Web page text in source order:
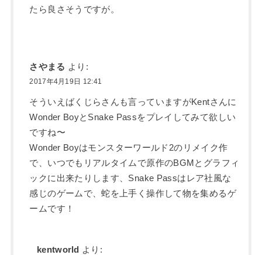
たら良さそうですが。
さやまる より:
2017年4月19日 12:41
そういえばくじらさんも言っていますがKentさんに
Wonder BoyとSnake Passをプレイしてみて欲しい
ですね〜
Wonder Boyはモンスターワールド2のリメイク作
で、いつでもリアルタイムで原作のBGMとグラフィ
ックに出来たりします、Snake Passはレア社風な
感じのゲームで、蛇を上手く操作して物を集めるゲ
ームです！
kentworld より: